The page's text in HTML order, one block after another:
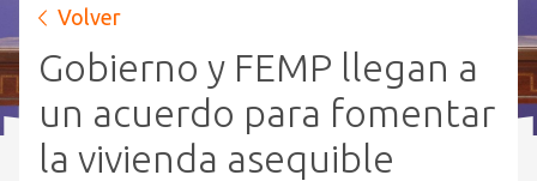
Volver
Gobierno y FEMP llegan a
un acuerdo para fomentar
la vivienda asequible